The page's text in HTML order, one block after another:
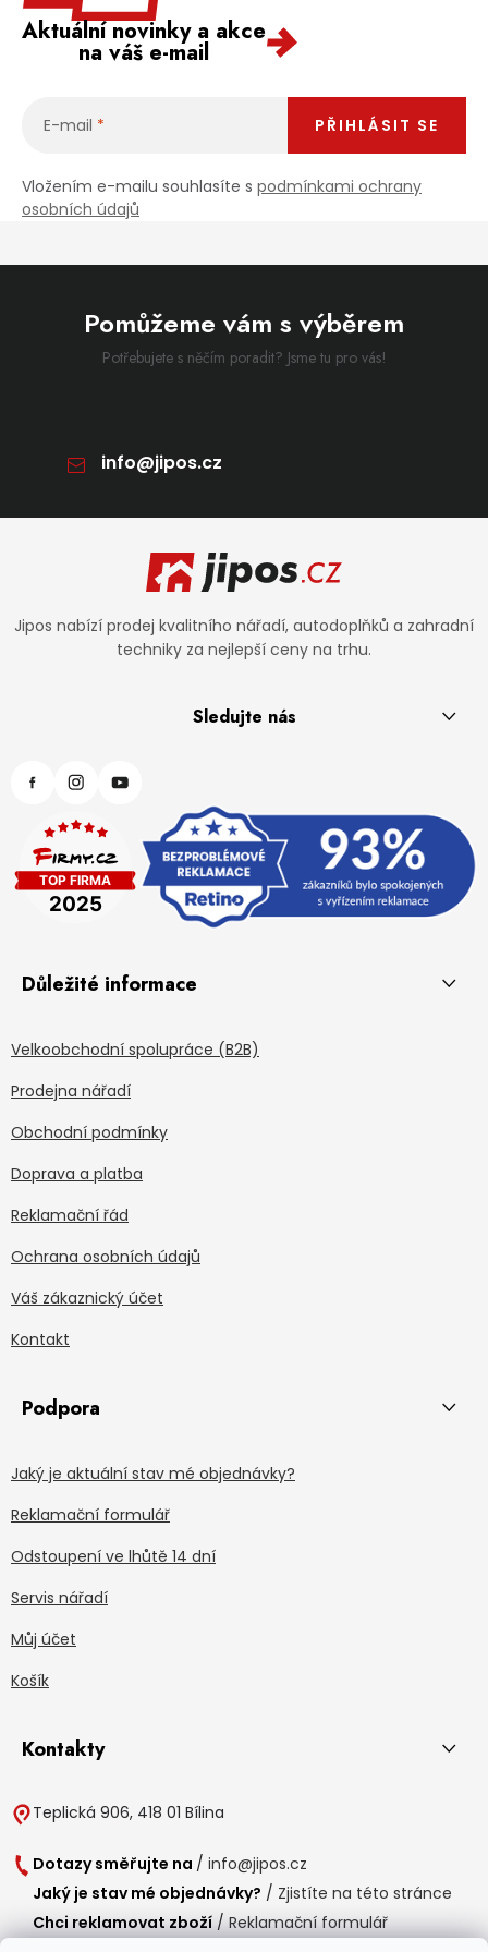
Aktuální novinky a akce
na váš e-mail
E-mail
Vložením e-mailu souhlasíte s podmínkami ochrany
osobních údajů
PŘIHLÁSIT SE
Pomůžeme vám s výběrem
Potřebujete s něčím poradit? Jsme tu pro vás!
info@jipos.cz
Zápatí
Jipos nabízí prodej kvalitního nářadí, autodoplňků a zahradní
techniky za nejlepší ceny na trhu.
Sledujte nás
Důležité informace
Velkoobchodní spolupráce (B2B)
Prodejna nářadí
Obchodní podmínky
Doprava a platba
Reklamační řád
Ochrana osobních údajů
Váš zákaznický účet
Kontakt
Podpora
Jaký je aktuální stav mé objednávky?
Reklamační formulář
Odstoupení ve lhůtě 14 dní
Servis nářadí
Můj účet
Košík
Kontakty
Teplická 906, 418 01 Bílina
Dotazy směřujte na / info@jipos.cz
Jaký je stav mé objednávky? / Zjistíte na této stránce
Chci reklamovat zboží / Reklamační formulář